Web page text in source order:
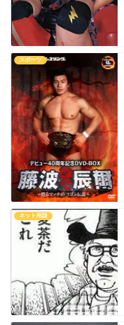
スポーツ
ネット用語